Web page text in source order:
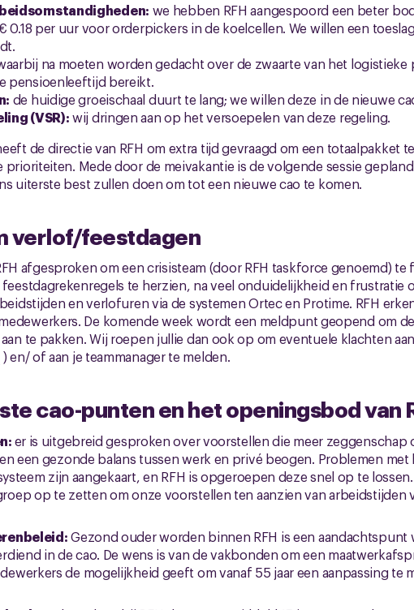
we hebben RFH aangespoord een beter
0.18 per uur voor orderpickers in de koelcellen. We willen een
na moeten worden gedacht over de zwaarte van het logistieke
pensioenleeftijd bereikt.
de huidige groeischaal duurt te lang; we willen deze in de nieuwe
(VSR):wij dringen aan op het versoepelen van deze regeling.
de directie van RFH om extra tijd gevraagd om een totaalpakket
prioriteiten. Mede door de meivakantie is de volgende sessie
uiterste best zullen doen om tot een nieuwe cao te komen.
verlof/feestdagen
afgesproken om een crisisteam (door RFH taskforce genoemd) te
te herzien, na veel onduidelijkheid en frustratie
en verlofuren via de systemen Ortec en Protime. RFH
De komende week wordt een meldpunt geopend om
te pakken. Wij roepen jullie dan ook op om eventuele klachten
) en/ of aan je teammanager te melden.
cao-punten en het openingsbod van
er is uitgebreid gesproken over voorstellen die meer zeggenschap
een gezonde balans tussen werk en privé beogen. Problemen met
zijn aangekaart, en RFH is opgeroepen deze snel op te
op te zetten om onze voorstellen ten aanzien van arbeidstijden
Gezond ouder worden binnen RFH is een aandachtspunt
in de cao. De wens is van de vakbonden om een
de mogelijkheid geeft om vanaf 55 jaar een aanpassing te